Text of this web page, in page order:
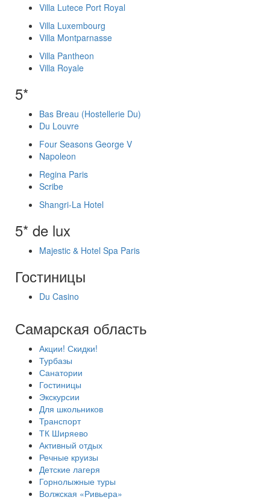
Villa Lutece Port Royal
Villa Luxembourg
Villa Montparnasse
Villa Pantheon
Villa Royale
5*
Bas Breau (Hostellerie Du)
Du Louvre
Four Seasons George V
Napoleon
Regina Paris
Scribe
Shangri-La Hotel
5* de lux
Majestic & Hotel Spa Paris
Гостиницы
Du Casino
Самарская область
Акции! Скидки!
Турбазы
Санатории
Гостиницы
Экскурсии
Для школьников
Транспорт
ТК Ширяево
Активный отдых
Речные круизы
Детские лагеря
Горнолыжные туры
Волжская «Ривьера»